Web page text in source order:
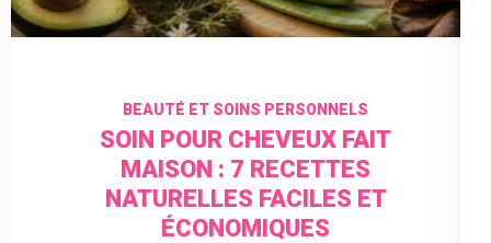
BEAUTÉ ET SOINS PERSONNELS
SOIN POUR CHEVEUX FAIT
MAISON : 7 RECETTES
NATURELLES FACILES ET
ÉCONOMIQUES